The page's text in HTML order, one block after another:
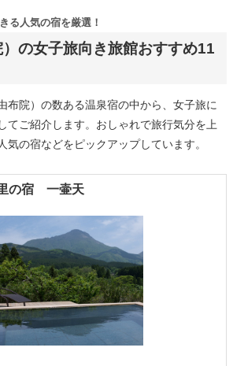
の女子旅向き旅館おすすめ11
る人気の宿を厳選！
布院）の数ある温泉宿の中から、女子旅に
てご紹介します。おしゃれで旅行気分を上
気の宿などをピックアップしています。
の宿 一壷天